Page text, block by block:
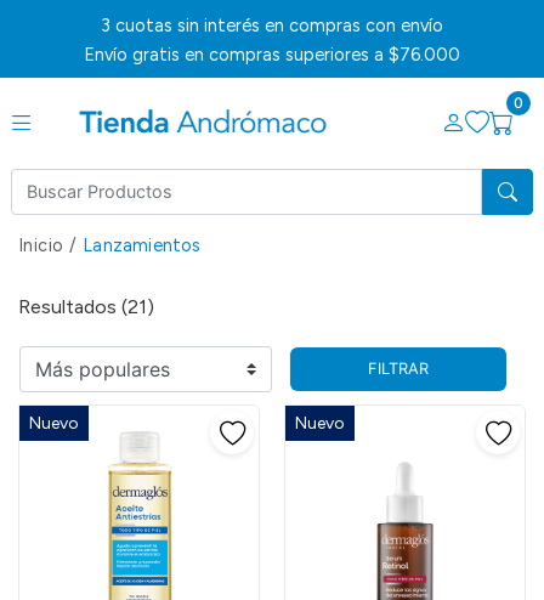
3 cuotas sin interés en compras con envío
Envío gratis en compras superiores a $76.000
0
Inicio / Lanzamientos
Resultados (21)
FILTRAR
Nuevo Nuevo